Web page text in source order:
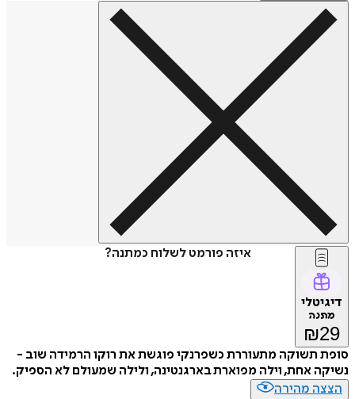
איזה פורמט לשלוח כמתנה?
דיגיטלי
מתנה
₪29
סופת תשוקה מתעוררת כשפרנקי פוגשת את רוקו הרמידה שוב -
נשיקה אחת, וילה מפוארת בארגנטינה, ולילה שמעולם לא הספיק.
הצצה מהירה